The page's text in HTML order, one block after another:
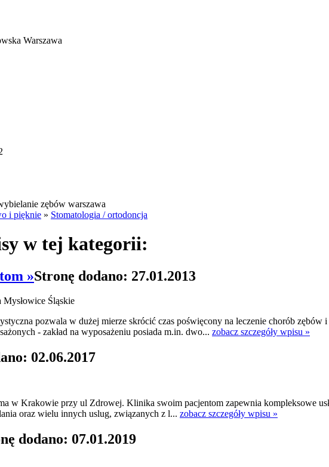
Warszawa
zębów warszawa
i pięknie » Stomatologia / ortodoncja
w tej kategorii:
»Stronę dodano: 27.01.2013
pozwala w dużej mierze skrócić czas poświęcony na leczenie chorób zębów
- zakład na wyposażeniu posiada m.in. dwo... zobacz szczegóły wpisu »
02.06.2017
w Krakowie przy ul Zdrowej. Klinika swoim pacjentom zapewnia kompleksowe
oraz wielu innych uslug, związanych z l... zobacz szczegóły wpisu »
dodano: 07.01.2019